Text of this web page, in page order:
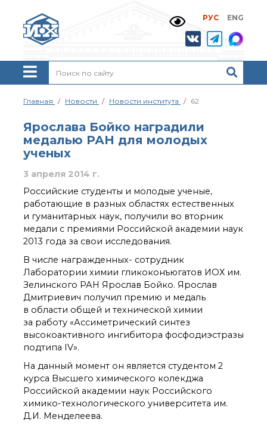
РУС ENG
Жизнь и выдающиеся
моменты научной
деятельности
Н. Д. Зелинского
История ИОХ РАН
Администрация
Научные школы
Подразделения
института
Ученый совет ИОХ
РАН
Диссертационные
советы
Совет молодых ученых
ИОХ РАН
Центр коллективного
пользования
Института
органической химии
РАН (ЦКП ИОХ РАН)
Библиотека
Инфоресурсы
Профком
Документы
Контакты
Основные
направления
деятельности
Главная Новости Новости института 62
Ярослава Бойко наградили
медалью РАН для молодых
ученых
3 апреля 2014 г.
Российские студенты и молодые ученые,
работающие в разных областях естественных
и гуманитарных наук, получили во вторник
медали с премиями Российской академии наук
2013 года за свои исследования.
В числе награжденных- сотрудник
Лаборатории химии гликоконъюгатов ИОХ им.
Зелинского РАН Ярослав Бойко. Ярослав
Дмитриевич получил премию и медаль
в области общей и технической химии
за работу «Ассиметрический синтез
высокоактивного ингибитора фосфодиэстразы
подтипа IV».
На данный момент он является студентом 2
курса Высшего химического колекджа
Российской академии наук Российского
химико-технологического университета им.
Д.И. Менделеева.